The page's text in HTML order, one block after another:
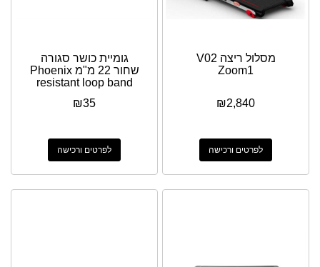
מסלול ריצה V02
Zoom1
₪2,840
לפרטים ורכישה
גומיית כושר סגורה
שחור 22 מ"מ Phoenix
resistant loop band
₪35
לפרטים ורכישה